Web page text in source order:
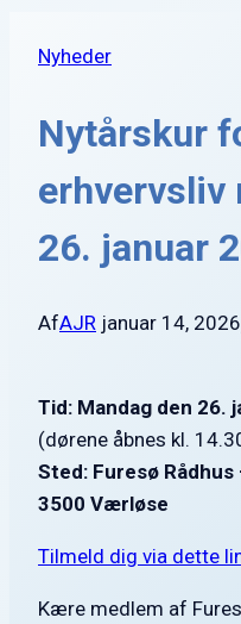
Nyheder
Nytårskur
erhvervsliv
26. januar
AfAJR januar 14, 2026
Tid: Mandag den 26.
(dørene åbnes kl.
Sted: Furesø
3500 Værløse
Tilmeld dig via dette
Kære medlem af